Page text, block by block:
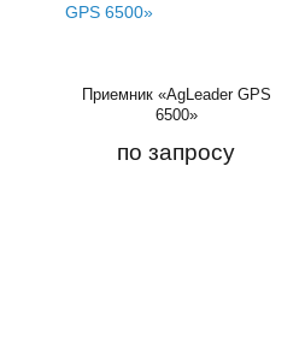
Приемник «AgLeader GPS
6500»
по запросу